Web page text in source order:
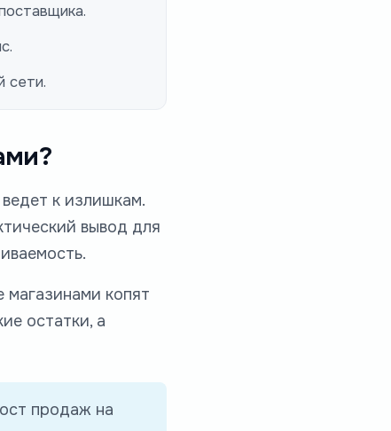
сети.
к излишкам.
вывод для
магазинами копят
остатки, а
продаж на